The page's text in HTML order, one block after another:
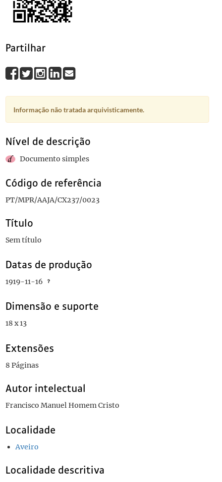
0025 Sem título
0026 Sem título
(...)
Partilhar
Informação não tratada arquivisticamente.
Nível de descrição
Documento simples
Código de referência
PT/MPR/AAJA/CX237/0023
Título
Sem título
Datas de produção
1919-11-16
Dimensão e suporte
18 x 13
Extensões
8 Páginas
Autor intelectual
Francisco Manuel Homem Cristo
Localidade
Aveiro
Localidade descritiva